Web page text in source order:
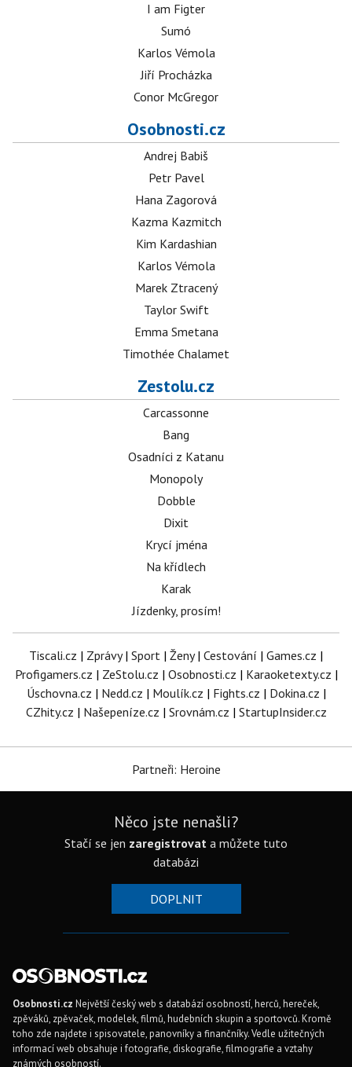
I am Figter
Sumó
Karlos Vémola
Jiří Procházka
Conor McGregor
Osobnosti.cz
Andrej Babiš
Petr Pavel
Hana Zagorová
Kazma Kazmitch
Kim Kardashian
Karlos Vémola
Marek Ztracený
Taylor Swift
Emma Smetana
Timothée Chalamet
Zestolu.cz
Carcassonne
Bang
Osadníci z Katanu
Monopoly
Dobble
Dixit
Krycí jména
Na křídlech
Karak
Jízdenky, prosím!
Tiscali.cz | Zprávy| Sport | Ženy| Cestování | Games.cz |
Profigamers.cz | ZeStolu.cz | Osobnosti.cz | Karaoketexty.cz |
Úschovna.cz | Nedd.cz | Moulík.cz | Fights.cz | Dokina.cz |
CZhity.cz | Našepeníze.cz | Srovnám.cz | StartupInsider.cz
Partneři: Heroine
Něco jste nenašli?
Stačí se jen zaregistrovat a můžete tuto
databázi
DOPLNIT
Osobnosti.cz Největší český web s databází osobností, herců, hereček,
zpěváků, zpěvaček, modelek, filmů, hudebních skupin a sportovců. Kromě
toho zde najdete i spisovatele, panovníky a finančníky. Vedle užitečných
informací web obsahuje i fotografie, diskografie, filmografie a vztahy
známých osobností.